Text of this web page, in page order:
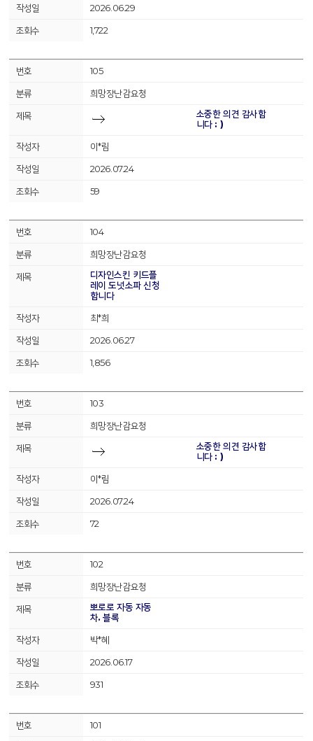
2026.06.29
1,722
105
희망장난감요청
소중한 의견 감사합
니다 : )
이*림
2026.07.24
59
104
희망장난감요청
디자인스킨 키드플
레이 도넛소파 신청
합니다
최*희
2026.06.27
1,856
103
희망장난감요청
소중한 의견 감사합
니다 : )
이*림
2026.07.24
72
102
희망장난감요청
뽀로로 자동 자동
차. 블록
박*혜
2026.06.17
931
101